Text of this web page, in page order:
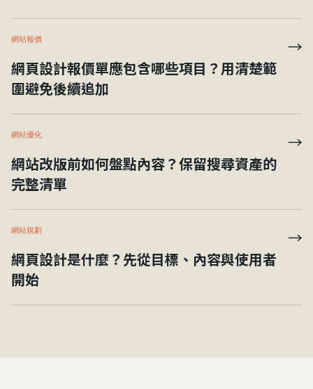
網站報價
網頁設計報價單應包含哪些項目？用清楚範
圍避免後續追加
→
網站優化
網站改版前如何盤點內容？保留搜尋資產的
完整清單
→
網站規劃
網頁設計是什麼？先從目標、內容與使用者
開始
→